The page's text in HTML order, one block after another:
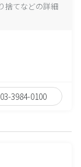
捨てなどの詳細
03-3984-0100